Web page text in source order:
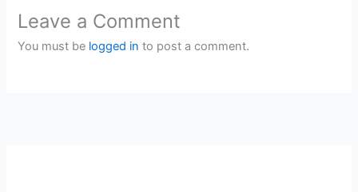
Leave a Comment
You must be logged in to post a comment.